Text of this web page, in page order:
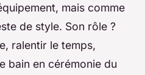
mais comme
de style. Son rôle ?
ralentir le temps,
bain en cérémonie du